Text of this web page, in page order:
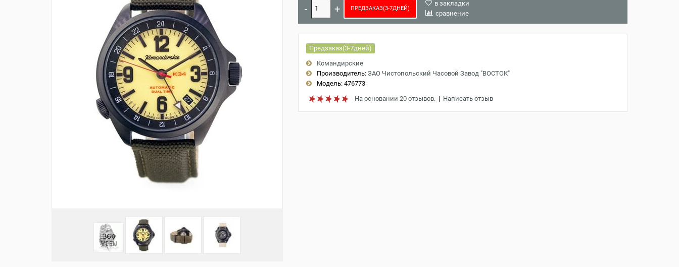
ПРЕДЗАКАЗ(3-7ДНЕЙ)
в закладки
сравнение
Предзаказ(3-7дней)
Командирские
Производитель: ЗАО Чистопольский Часовой Завод "ВОСТОК"
Модель:476773
На основании 20 отзывов.| Написать отзыв